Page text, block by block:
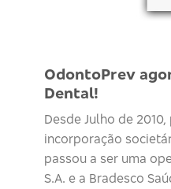
OdontoPrev
Dental!
Desde Julho de
incorporação
passou a ser uma
S.A. e a Bradesco